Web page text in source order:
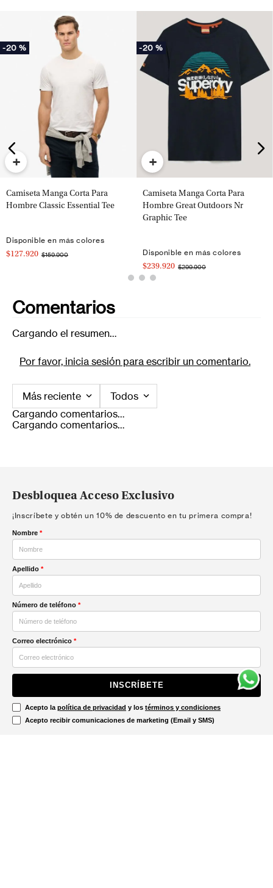
-20 %
+
Camiseta Manga Corta Para
Hombre Classic Essential Tee
Disponible en más colores
$127.920 $159.900
-20 %
+
Camiseta Manga Corta Para
Hombre Great Outdoors Nr
Graphic Tee
Disponible en más colores
$239.920 $299.900
Comentarios
Cargando el resumen…
Por favor, inicia sesión para escribir un comentario.
Más reciente
Todos
Cargando comentarios…
Cargando comentarios…
Desbloquea Acceso Exclusivo
¡Inscríbete y obtén un 10% de descuento en tu primera compra!
Nombre *
Apellido *
Número de teléfono *
Correo electrónico *
INSCRÍBETE
Acepto la política de privacidad y los términos y condiciones
Acepto recibir comunicaciones de marketing (Email y SMS)